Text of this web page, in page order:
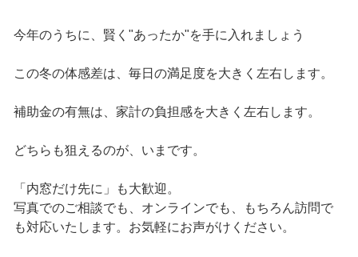
今年のうちに、賢く"あったか"を手に入れましょう
この冬の体感差は、毎日の満足度を大きく左右します。
補助金の有無は、家計の負担感を大きく左右します。
どちらも狙えるのが、いまです。
「内窓だけ先に」も大歓迎。
写真でのご相談でも、オンラインでも、もちろん訪問で
も対応いたします。お気軽にお声がけください。